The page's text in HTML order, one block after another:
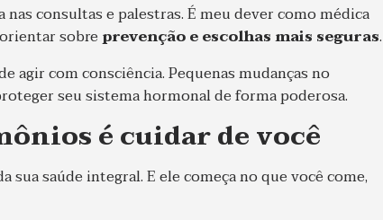
consultas e palestras. É meu dever como médica
sobreprevenção e escolhas mais seguras.
agir com consciência. Pequenas mudanças no
seu sistema hormonal de forma poderosa.
é cuidar de você
saúde integral. E ele começa no que você come,